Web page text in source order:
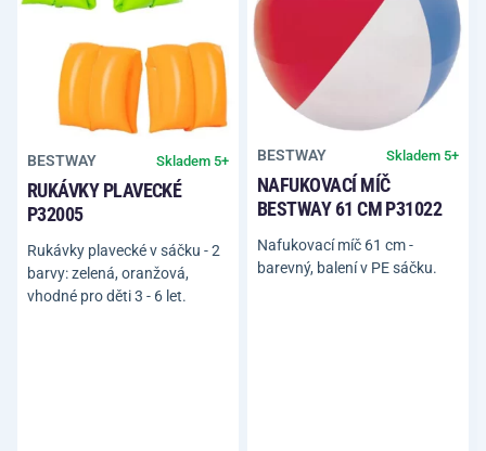
BESTWAY Skladem 5+
RUKÁVKY PLAVECKÉ
P32005
Rukávky plavecké v sáčku - 2
barvy: zelená, oranžová,
vhodné pro děti 3 - 6 let.
BESTWAY Skladem 5+
NAFUKOVACÍ MÍČ
BESTWAY 61 CM P31022
Nafukovací míč 61 cm -
barevný, balení v PE sáčku.